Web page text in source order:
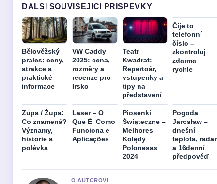
DALSI SOUVISEJICI PRISPEVKY
Bělověžský
prales: ceny,
atrakce a
praktické
informace
VW Caddy
2025: cena,
rozměry a
recenze pro
Irsko
Teatr
Kwadrat:
Repertoár,
vstupenky a
tipy na
představení
Číje to
telefonní
číslo –
zkontroluj
zdarma
rychle
Zupa / Župa:
Co znamená?
Významy,
historie a
polévka
Laser – O
Que É, Como
Funciona e
Aplicações
Piosenki
Świąteczne –
Melhores
Kolędy
Polonesas
2024
Pogoda
Jarosław –
dnešní
teplota, radar
a 16denní
předpověď
O AUTOROVI